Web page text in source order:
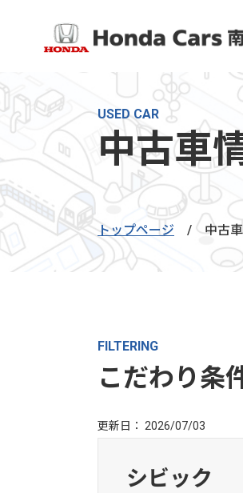
USED CAR
中古車
トップページ / 中古
FILTERING
こだわり条
更新日： 2026/07/03
シビック